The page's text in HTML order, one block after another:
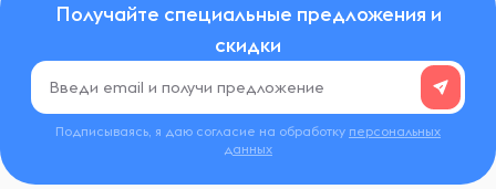
Содержит пищевые ингредиенты, которые являются
продуктами биоинженерии.
Произведено в США с использованием
импортированных ингредиентов.
Получайте специальные предложения и
скидки
Подписываясь, я даю согласие на обработку персональных
данных